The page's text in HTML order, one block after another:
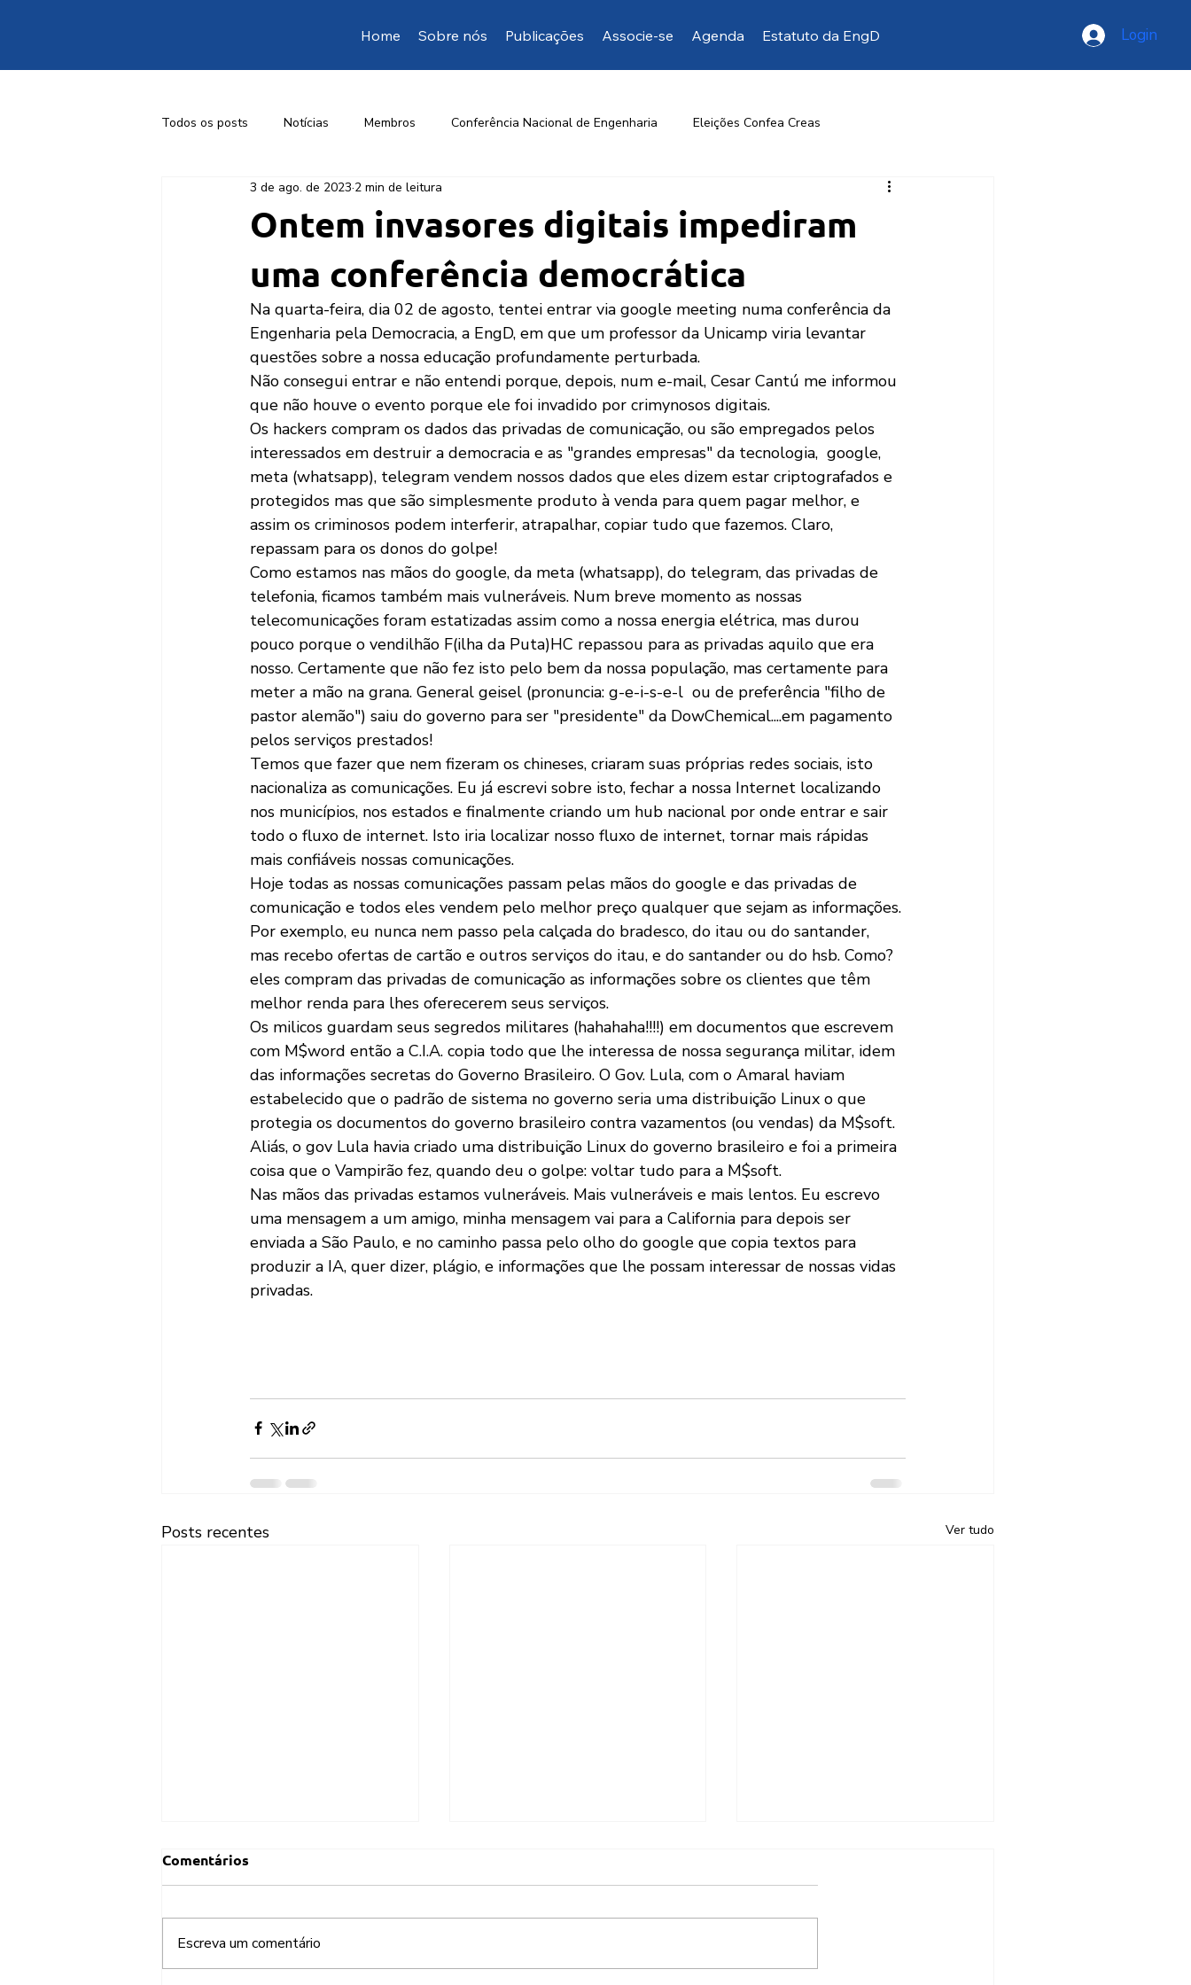
Home Sobre nós Publicações Associe-se Agenda Estatuto da EngD Login
Todos os posts Notícias Membros Conferência Nacional de Engenharia Eleições Confea Creas
1ª Conferência Livre de Engenharia Opinião da EngD Opinião
Ontem invasores digitais impediram
uma conferência democrática
3 de ago. de 2023 2 min de leitura
Na quarta-feira, dia 02 de agosto, tentei entrar via google meeting numa conferência da
Engenharia pela Democracia, a EngD, em que um professor da Unicamp viria levantar
questões sobre a nossa educação profundamente perturbada.
Não consegui entrar e não entendi porque, depois, num e-mail, Cesar Cantú me informou
que não houve o evento porque ele foi invadido por crimynosos digitais.
Os hackers compram os dados das privadas de comunicação, ou são empregados pelos
interessados em destruir a democracia e as "grandes empresas" da tecnologia,  google,
meta (whatsapp), telegram vendem nossos dados que eles dizem estar criptografados e
protegidos mas que são simplesmente produto à venda para quem pagar melhor, e
assim os criminosos podem interferir, atrapalhar, copiar tudo que fazemos. Claro,
repassam para os donos do golpe!
Como estamos nas mãos do google, da meta (whatsapp), do telegram, das privadas de
telefonia, ficamos também mais vulneráveis. Num breve momento as nossas
telecomunicações foram estatizadas assim como a nossa energia elétrica, mas durou
pouco porque o vendilhão F(ilha da Puta)HC repassou para as privadas aquilo que era
nosso. Certamente que não fez isto pelo bem da nossa população, mas certamente para
meter a mão na grana. General geisel (pronuncia: g-e-i-s-e-l  ou de preferência "filho de
pastor alemão") saiu do governo para ser "presidente" da DowChemical....em pagamento
pelos serviços prestados!
Temos que fazer que nem fizeram os chineses, criaram suas próprias redes sociais, isto
nacionaliza as comunicações. Eu já escrevi sobre isto, fechar a nossa Internet localizando
nos municípios, nos estados e finalmente criando um hub nacional por onde entrar e sair
todo o fluxo de internet. Isto iria localizar nosso fluxo de internet, tornar mais rápidas
mais confiáveis nossas comunicações.
Hoje todas as nossas comunicações passam pelas mãos do google e das privadas de
comunicação e todos eles vendem pelo melhor preço qualquer que sejam as informações.
Por exemplo, eu nunca nem passo pela calçada do bradesco, do itau ou do santander,
mas recebo ofertas de cartão e outros serviços do itau, e do santander ou do hsb. Como?
eles compram das privadas de comunicação as informações sobre os clientes que têm
melhor renda para lhes oferecerem seus serviços.
Os milicos guardam seus segredos militares (hahahaha!!!!) em documentos que escrevem
com M$word então a C.I.A. copia todo que lhe interessa de nossa segurança militar, idem
das informações secretas do Governo Brasileiro. O Gov. Lula, com o Amaral haviam
estabelecido que o padrão de sistema no governo seria uma distribuição Linux o que
protegia os documentos do governo brasileiro contra vazamentos (ou vendas) da M$soft.
Aliás, o gov Lula havia criado uma distribuição Linux do governo brasileiro e foi a primeira
coisa que o Vampirão fez, quando deu o golpe: voltar tudo para a M$soft.
Nas mãos das privadas estamos vulneráveis. Mais vulneráveis e mais lentos. Eu escrevo
uma mensagem a um amigo, minha mensagem vai para a California para depois ser
enviada a São Paulo, e no caminho passa pelo olho do google que copia textos para
produzir a IA, quer dizer, plágio, e informações que lhe possam interessar de nossas vidas
privadas.
Posts recentes Ver tudo
Comentários
Escreva um comentário